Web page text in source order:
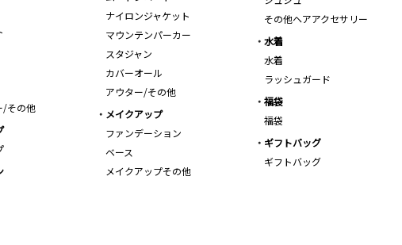
ナイロンジャケット
マウンテンパーカー
スタジャン
カバーオール
アウター/その他
/その他
その他ヘアアクセサリー
水着
水着
ラッシュガード
福袋
福袋
メイクアップ
ファンデーション
ベース
メイクアップその他
ギフトバッグ
ギフトバッグ